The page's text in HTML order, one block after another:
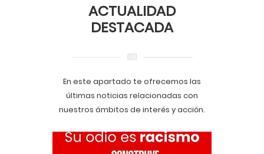
ACTUALIDAD
DESTACADA
En este apartado te ofrecemos las
últimas noticias relacionadas con
nuestros ámbitos de interés y acción.